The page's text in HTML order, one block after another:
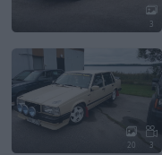
3
20 3